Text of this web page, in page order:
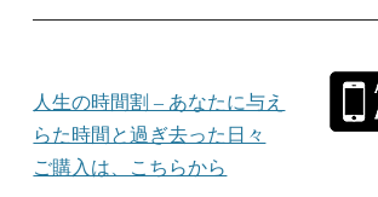
人生の時間割 – あなたに与え
らた時間と過ぎ去った日々
ご購入は、こちらから